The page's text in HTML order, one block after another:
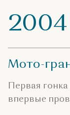
2004
Мото-
Первая
впервые